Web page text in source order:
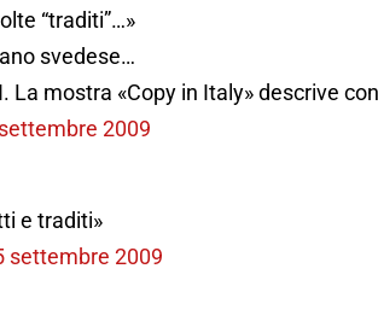
“traditi”…»
svedese…
. La mostra «Copy in Italy» descrive
2009
e traditi»
settembre 2009